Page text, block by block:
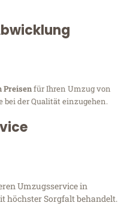
Preisenfür Ihren Umzug von
bei der Qualität einzugehen.
Umzugsservice in
höchster Sorgfalt behandelt.